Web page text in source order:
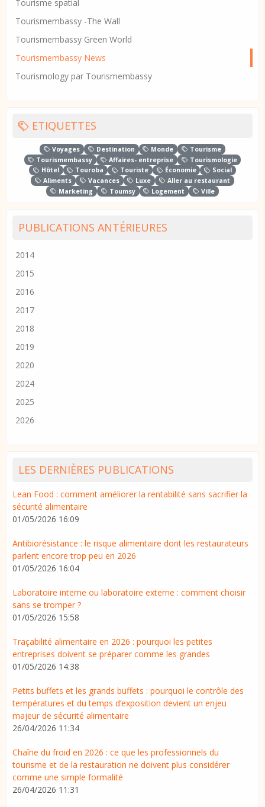
Tourisme spatial
Tourismembassy -The Wall
Tourismembassy Green World
Tourismembassy News
Tourismology par Tourismembassy
ETIQUETTES
Voyages Destination Monde
Tourisme
Tourismembassy
Affaires- entreprise
Tourismologie
Hôtel
Touroba Touriste Économie
Social
Aliments
Vacances Luxe
Aller au restaurant
Marketing
Toumsy Logement Ville
PUBLICATIONS ANTÉRIEURES
2014
2015
2016
2017
2018
2019
2020
2024
2025
2026
LES DERNIÈRES PUBLICATIONS
Lean Food : comment améliorer la rentabilité sans sacrifier la
sécurité alimentaire
01/05/2026 16:09
Antibiorésistance : le risque alimentaire dont les restaurateurs
parlent encore trop peu en 2026
01/05/2026 16:04
Laboratoire interne ou laboratoire externe : comment choisir
sans se tromper ?
01/05/2026 15:58
Traçabilité alimentaire en 2026 : pourquoi les petites
entreprises doivent se préparer comme les grandes
01/05/2026 14:38
Petits buffets et les grands buffets : pourquoi le contrôle des
températures et du temps d’exposition devient un enjeu
majeur de sécurité alimentaire
26/04/2026 11:34
Chaîne du froid en 2026 : ce que les professionnels du
tourisme et de la restauration ne doivent plus considérer
comme une simple formalité
26/04/2026 11:31